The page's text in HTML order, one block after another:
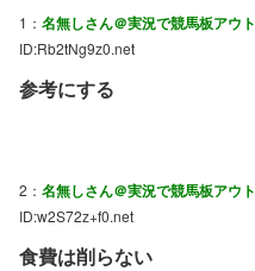
1： 名無しさん＠実況で競馬板アウト
ID:Rb2tNg9z0.net
参考にする
2： 名無しさん＠実況で競馬板アウト
ID:w2S72z+f0.net
食費は削らない